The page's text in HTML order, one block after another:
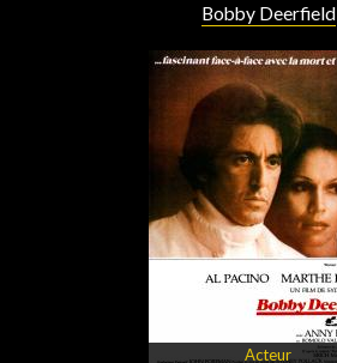
Bobby Deerfield
Acteur